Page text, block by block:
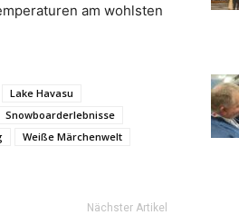
am wohlsten
Lake Havasu
Snowboarderlebnisse
Weiße Märchenwelt
Nächster Artikel